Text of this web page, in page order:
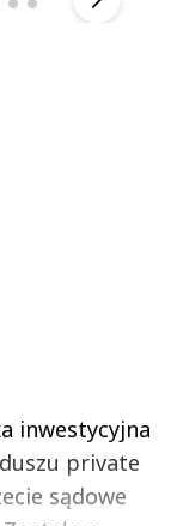
inwestycyjna
private
sądowe